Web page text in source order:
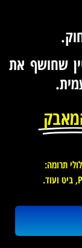
שחושף את
תרומה: